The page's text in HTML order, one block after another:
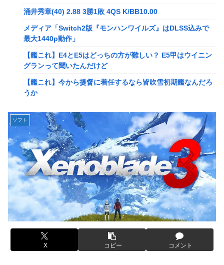
メディア「Switch2版『モンハンワイルズ』はDLSS込みで
最大1440p動作」
【艦これ】E4とE5はどっちの方が難しい？ E5甲はウイニン
グランって聞いたんだけど
【艦これ】今から提督に着任するなら皆吹雪初期艦なんだろ
うか
【艦これ】バニ黒潮親潮 他
【ポケモンGO】リモート交換って 大半が交換レート合わせ
ない奴多くね？
【衝撃】クルタ族虐 殺の犯人、ツェリードニヒで確定！ク
ロロの演劇のせいで2人も無駄死ににwwww
【悲報】ライター「ちいかわが反社とコラボしてた」ﾊﾟｼｬｯ
死神のコスプレをして隣のビルの屋上から病院を眺めていた
男を逮捕ｗｗｗ
【画像】コスプレイヤーが死ぬ気で痩せた結果ｗｗｗｗ
【ROBOT魂】 88,000のミーティアが二次も即完売なの大人
気すぎる…
涌井秀章(40) 2.88 3勝1敗 4QS K/BB10.00
メディア「Switch2版『モンハンワイルズ』はDLSS込みで
最大1440p動作」
【艦これ】E4とE5はどっちの方が難しい？ E5甲はウイニン
グランって聞いたんだけど
【艦これ】今から提督に着任するなら皆吹雪初期艦なんだろ
うか
【速報】専門家「イオンモール熊本の爆心地に”こんなも
の”があったんだけど…」
【画像】かつて天下を獲っていたYouTuberの現在ｗｗｗｗ
【速報】熊本イオンモール、爆発の原因は『これ』の可能性
【悲報】コレコレ、月収1億円ｗｗｗそりゃ外出るのにボデ
ィガードつけるわ…
【悲報】有名漫画家、がんを公表「大腸癌になってしまいま
した。肝臓に転移も見られてステージ4です」
伊勢鈴蘭さん、コカ・コーラ愛を全力アピール！
ソフト
X コピー コメント